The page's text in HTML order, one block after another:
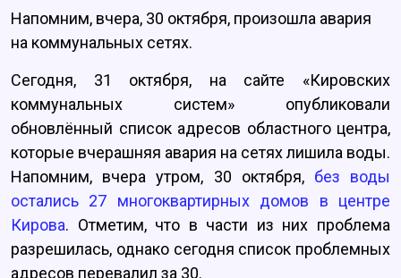
Напомним, вчера, 30 октября, произошла авария
на коммунальных сетях.
Сегодня, 31 октября, на сайте «Кировских
коммунальных систем» опубликовали
обновлённый список адресов областного центра,
которые вчерашняя авария на сетях лишила воды.
Напомним, вчера утром, 30 октября, без воды
остались 27 многоквартирных домов в центре
Кирова. Отметим, что в части из них проблема
разрешилась, однако сегодня список проблемных
адресов перевалил за 30.